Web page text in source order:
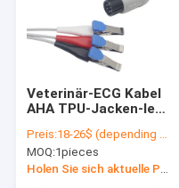
Veterinär-ECG Kabel
AHA TPU-Jacken-Iec
C80Vet GA3140V
Preis:18-26$ (depending on order qty)
MOQ:1pieces